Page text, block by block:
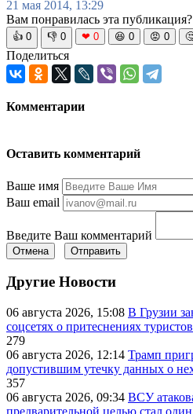
21 мая 2014, 13:29
Вам понравилась эта публикация?
👍 0 👎 0 ❤ 0 😆 0 😡 0
Поделиться
Комментарии
Оставить комментарий
Ваше имя
Ваш email
Введите Ваш комментарий
Отмена Отправить
Другие Новости
06 августа 2026, 15:08 В Грузии
соцсетях о притеснениях
279
06 августа 2026, 12:14 Трамп
допустившим утечку данных о
357
06 августа 2026, 09:34 ВСУ
предварительной целью стал